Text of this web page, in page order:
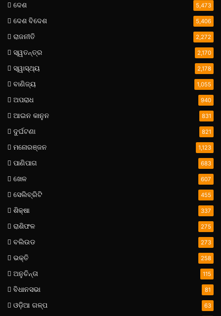
ଦେଶ 5,473
ଦେଶ ବିଦେଶ 5,406
ରାଜନୀତି 2,272
ସ୍ୱତନ୍ତ୍ର 2,170
ସ୍ୱାସ୍ଥ୍ୟ 2,178
ବାଣିଜ୍ୟ 1,055
ଅପରାଧ 940
ଆଇନ କାନୁନ 831
ଦୁର୍ଘଟଣା 821
ମନୋରଞ୍ଜନ 1,123
ପାଣିପାଗ 683
ଖେଳ 607
ସେଲିବ୍ରିଟି 455
ଶିକ୍ଷା 337
ରାଶିଫଳ 275
ବଲିଉଡ 273
ଭକ୍ତି 258
ଅନୁଚିନ୍ତା 115
ବିଧାନସଭା 81
ଓଡ଼ିଆ ଗଳ୍ପ 63